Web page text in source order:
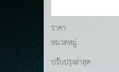
ราคา:
หมวดหมู่:
ปรับปรุงล่าสุด: